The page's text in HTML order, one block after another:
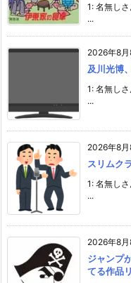
1: 名無し
...
2026年8月
及川光博
1: 名無し
...
2026年8月
スリムク
1: 名無し
...
2026年8月
ジャンプ
てる作品